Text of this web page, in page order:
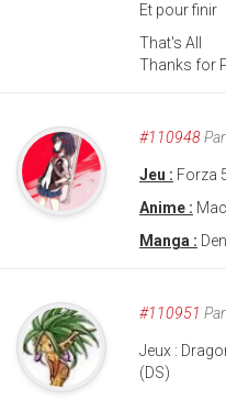
Et pour finir
That's All
Thanks for
#110948Par
Jeu : Forza
Anime :
Manga :
#110951 Par
Jeux :
(DS)